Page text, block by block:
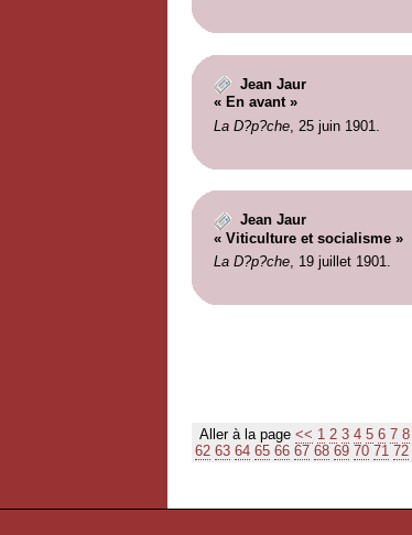
Jean Jaur
« En avant »
La D?p?che, 25 juin 1901.
Jean Jaur
« Viticulture et socialisme »
La D?p?che, 19 juillet 1901.
Aller à la page << 1 2 3 4 5 6 7 8
62 63 64 65 66 67 68 69 70 71 72